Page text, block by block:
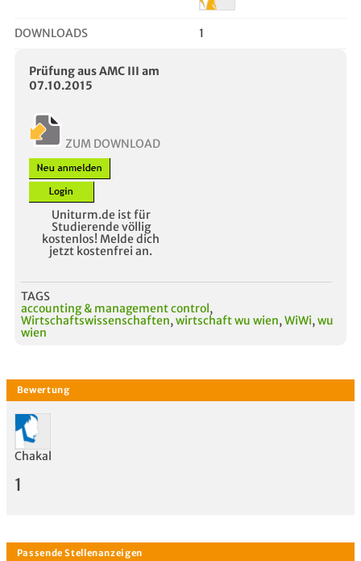
DOWNLOADS 1
Prüfung aus AMC III am
07.10.2015
ZUM DOWNLOAD
Uniturm.de ist für
Studierende völlig
kostenlos! Melde dich
jetzt kostenfrei an.
TAGS
accounting & management control,
Wirtschaftswissenschaften, wirtschaft wu wien, WiWi, wu
wien
Chakal
1